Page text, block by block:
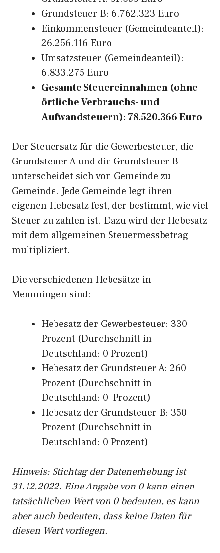
Grundsteuer B: 6.762.323 Euro
Einkommensteuer (Gemeindeanteil):
26.256.116 Euro
Umsatzsteuer (Gemeindeanteil):
6.833.275 Euro
Gesamte Steuereinnahmen (ohne
örtliche Verbrauchs- und
Aufwandsteuern): 78.520.366 Euro
Der Steuersatz für die Gewerbesteuer, die
Grundsteuer A und die Grundsteuer B
unterscheidet sich von Gemeinde zu
Gemeinde. Jede Gemeinde legt ihren
eigenen Hebesatz fest, der bestimmt, wie viel
Steuer zu zahlen ist. Dazu wird der Hebesatz
mit dem allgemeinen Steuermessbetrag
multipliziert.
Die verschiedenen Hebesätze in
Memmingen sind:
Hebesatz der Gewerbesteuer: 330
Prozent (Durchschnitt in
Deutschland: 0 Prozent)
Hebesatz der Grundsteuer A: 260
Prozent (Durchschnitt in
Deutschland: 0 Prozent)
Hebesatz der Grundsteuer B: 350
Prozent (Durchschnitt in
Deutschland: 0 Prozent)
Hinweis: Stichtag der Datenerhebung ist
31.12.2022. Eine Angabe von 0 kann einen
tatsächlichen Wert von 0 bedeuten, es kann
aber auch bedeuten, dass keine Daten für
diesen Wert vorliegen.